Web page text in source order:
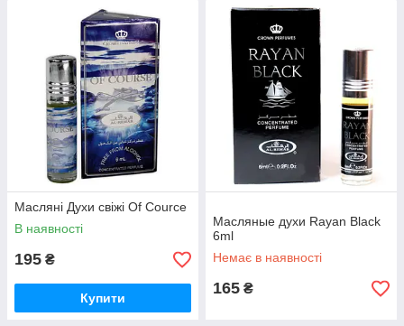
Масляні Духи свіжі Of Cource
В наявності
195 ₴
Купити
Масляные духи Rayan Black
6ml
Немає в наявності
165 ₴